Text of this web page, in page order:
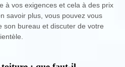
à vos exigences et cela à des prix
savoir plus, vous pouvez vous
son bureau et discuter de votre